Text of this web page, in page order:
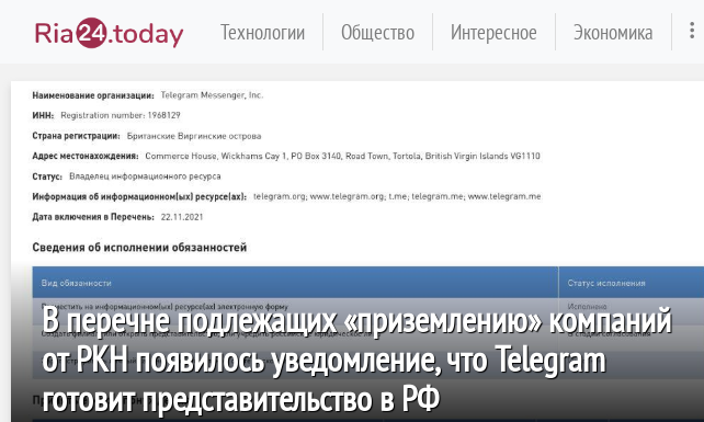
Технологии Общество Интересное Экономика
В перечне подлежащих «приземлению» компаний
от РКН появилось уведомление, что Telegram
готовит представительство в РФ